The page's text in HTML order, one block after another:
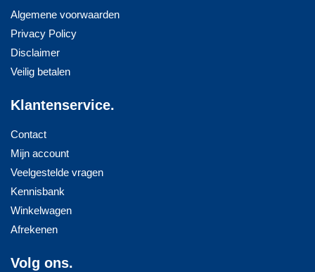
Algemene voorwaarden
Privacy Policy
Disclaimer
Veilig betalen
Klantenservice.
Contact
Mijn account
Veelgestelde vragen
Kennisbank
Winkelwagen
Afrekenen
Volg ons.